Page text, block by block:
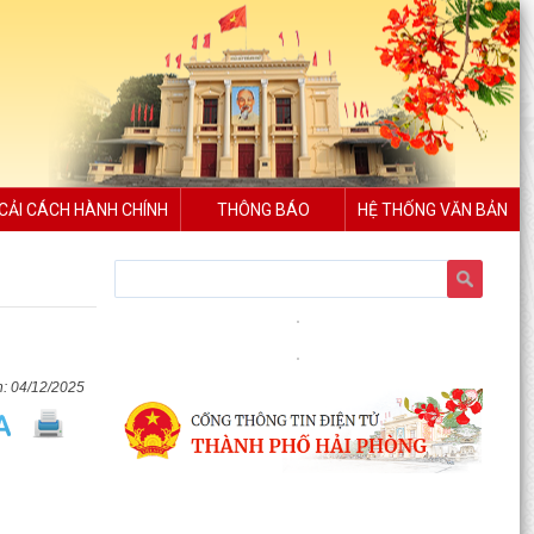
CÁCH HÀNH CHÍNH THÔNG BÁO HỆ THỐNG VĂN BẢN
04/12/2025
Xã Bình Giang tổ chức Hội nghị giao ban Bí thư
chi bộ các thôn trên địa bàn xã
Về việc công khai danh mục thủ tục hành chính
được sửa đổi, bổ sung, thay thế, bị bãi bỏ